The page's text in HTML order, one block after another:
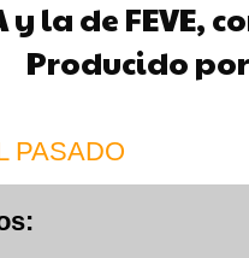
y la de FEVE,
Producido
PASADO